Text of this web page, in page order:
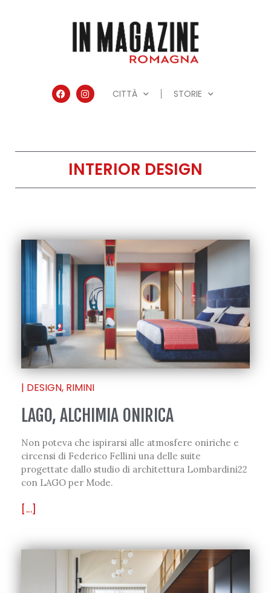
CITTÀ STORIE
INTERIOR DESIGN
| DESIGN, RIMINI
LAGO, ALCHIMIA ONIRICA
Non poteva che ispirarsi alle atmosfere oniriche e
circensi di Federico Fellini una delle suite
progettate dallo studio di architettura Lombardini22
con LAGO per Mode.
[...]